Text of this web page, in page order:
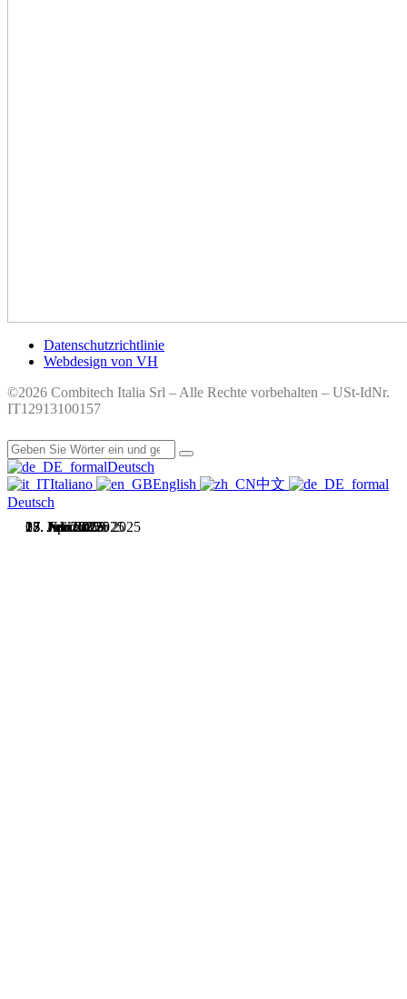
27. November 2025
18. Juli 2025
17. Juli 2025
27. Juni 2025
17. Juni 2025
17. Juni 2025
13. Juni 2025
15. April 2025
03. Februar 2025
Datenschutzrichtlinie
Webdesign von VH
©2026 Combitech Italia Srl – Alle Rechte vorbehalten – USt-IdNr.
IT12913100157
Deutsch
Italiano
English
中文
Deutsch